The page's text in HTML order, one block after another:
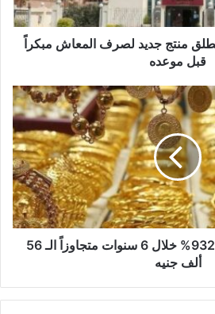
منتج جديد لصرف المعاش مبكراً
قبل موعده
"الجنيه الذهب" يقفز بـ 932% خلال 6 سنوات متجاوزاً الـ 56
ألف جنيه